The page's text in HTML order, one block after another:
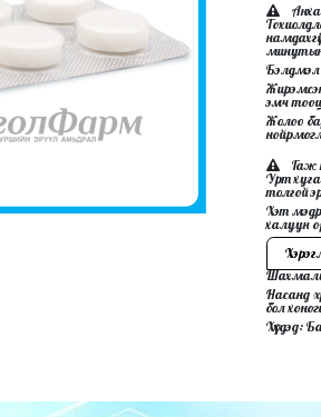
минутын
Бэлдмэл
Жирэмсэн,
эмч
Жолоо
Гаж
Урт
толгой
Хэт
халуун
Насанд
бол
Хүүхдэд: